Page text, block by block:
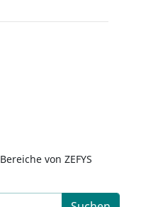
von ZEFYS